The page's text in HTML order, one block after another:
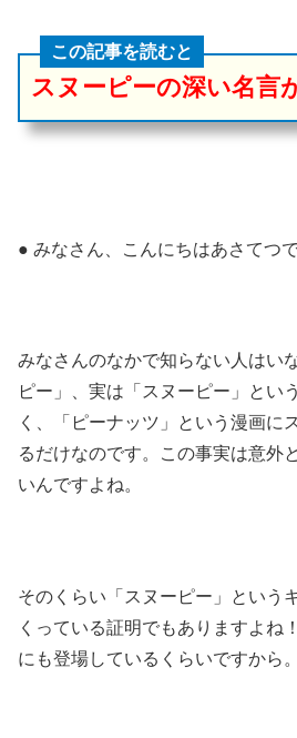
この記事を読むと
スヌーピーの深い名言
● みなさん、こんにちはあさてつで
みなさんのなかで知らない人はい
ピー」、実は「スヌーピー」とい
く、「ピーナッツ」という漫画に
るだけなのです。この事実は意外
いんですよね。
そのくらい「スヌーピー」という
くっている証明でもありますよね
にも登場しているくらいですから。